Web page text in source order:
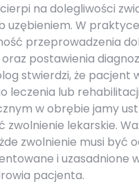
na dolegliwości
uzębieniem. W
przeprowadzenia
postawienia
stwierdzi, że pacjent
leczenia lub
w obrębie jamy
zwolnienie lekarskie.
zwolnienie musi być
i uzasadnione
pacjenta.